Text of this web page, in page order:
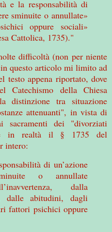
e la responsabilità di
sminuite o annullate»
oppure sociali»
Cattolica, 1735)."
difficoltà (non per niente
questo articolo mi limito ad
testo appena riportato, dove
della Chiesa
distinzione tra situazione
attenuanti", in vista di
sacramenti dei "divorziati
in realtà il § 1735 del
intero:
di un’azione
o annullate
dalla
dalle abitudini, dagli
fattori psichici oppure